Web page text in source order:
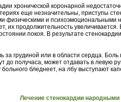
хронической коронарной
еще незначительны, приступы
физическими и психоэмоциональными
их продолжительность
покоя. В результате
за грудиной или в области сердца.
до получаса, может отдавать в левую
бледнеет, на лбу выступают
Лечение стенокардии